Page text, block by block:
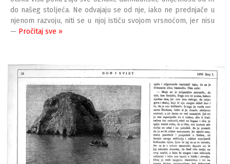
do našeg stoljeća. Ne odvajaju se od nje, iako ne prednjače u
njenom razvoju, niti se u njoj ističu svojom vrsnoćom, jer nisu
— Pročitaj sve »